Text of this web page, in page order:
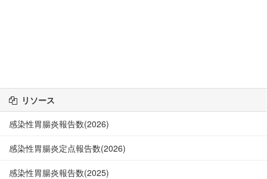
リソース
感染性胃腸炎報告数(2026)
感染性胃腸炎定点報告数(2026)
感染性胃腸炎報告数(2025)